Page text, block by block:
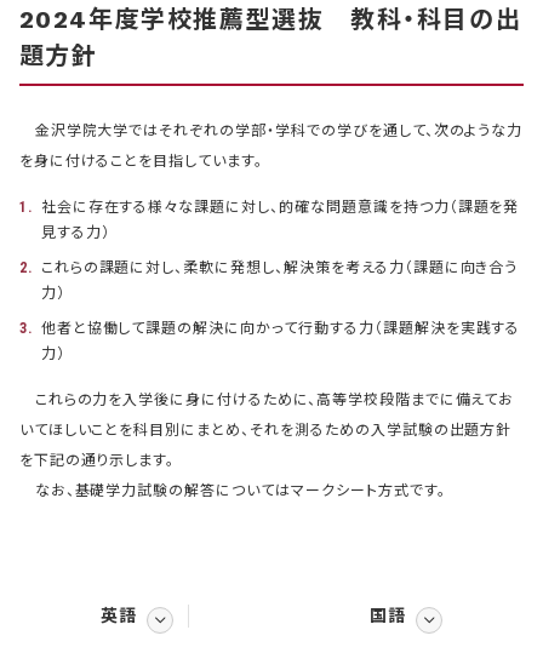
2024年度学校推薦型選抜 教科・科目の出
題方針
金沢学院大学ではそれぞれの学部・学科での学びを通して、次のような力
を身に付けることを目指しています。
社会に存在する様々な課題に対し、的確な問題意識を持つ力（課題を発
見する力）
これらの課題に対し、柔軟に発想し、解決策を考える力（課題に向き合う
力）
他者と協働して課題の解決に向かって行動する力（課題解決を実践する
力）
これらの力を入学後に身に付けるために、高等学校段階までに備えてお
いてほしいことを科目別にまとめ、それを測るための入学試験の出題方針
を下記の通り示します。
なお、基礎学力試験の解答についてはマークシート方式です。
英語 国語